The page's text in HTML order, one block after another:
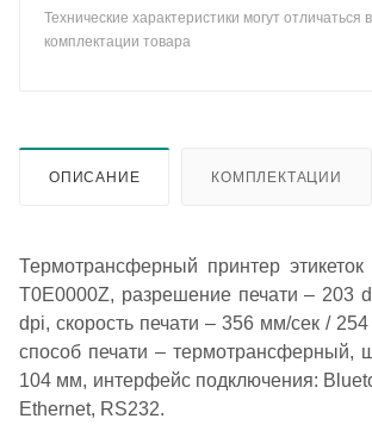
Технические характеристики могут отличаться
комплектации товара
ОПИСАНИЕ КОМПЛЕКТАЦИИ
Термотрансферный принтер
T0E0000Z, разрешение печати – 203
dpi, скорость печати – 356 мм/сек /
способ печати – термотрансферный,
104 мм, интерфейс подключения:
Ethernet, RS232.